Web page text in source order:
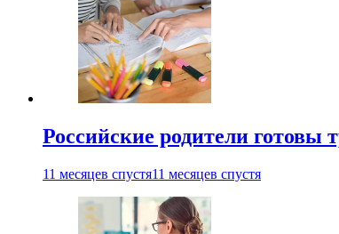
Российские родители готовы
11 месяцев спустя11 месяцев спустя